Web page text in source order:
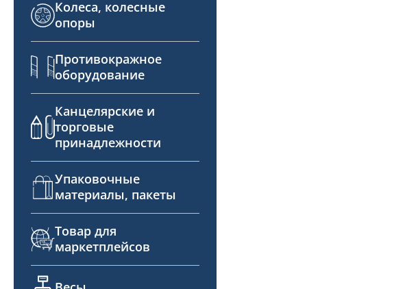
Колеса, колесные
опоры
Противокражное
оборудование
Канцелярские и
торговые
принадлежности
Упаковочные
материалы, пакеты
Товар для
маркетплейсов